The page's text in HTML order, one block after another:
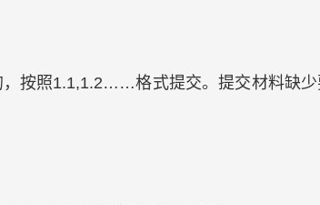
，按照1.1,1.2……格式提交。提交材料缺